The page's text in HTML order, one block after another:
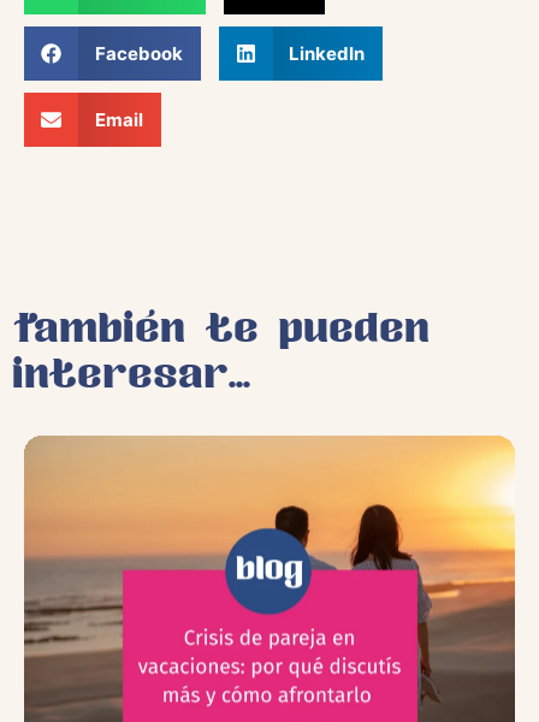
Facebook LinkedIn
Email
También te pueden
interesar...